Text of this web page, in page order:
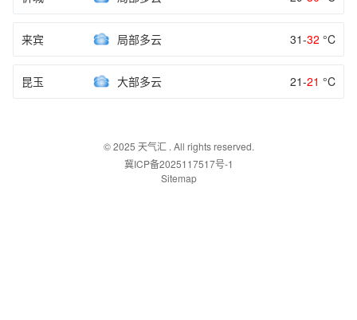
来宾 局部多云 31-32 °C
昆玉 大部多云 21-21 °C
© 2025 天气汇. All rights reserved.
冀ICP备2025117517号-1
Sitemap